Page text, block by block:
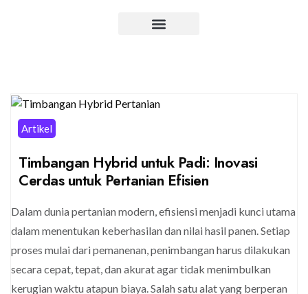
Artikel
Timbangan Hybrid untuk Padi: Inovasi
Cerdas untuk Pertanian Efisien
Dalam dunia pertanian modern, efisiensi menjadi kunci utama
dalam menentukan keberhasilan dan nilai hasil panen. Setiap
proses mulai dari pemanenan, penimbangan harus dilakukan
secara cepat, tepat, dan akurat agar tidak menimbulkan
kerugian waktu atapun biaya. Salah satu alat yang berperan